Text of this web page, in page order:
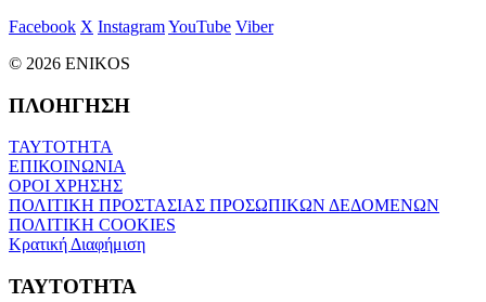
Facebook X InstagramYouTube Viber
© 2026 ENIKOS
ΠΛΟΗΓΗΣΗ
ΤΑΥΤΟΤΗΤΑ
ΕΠΙΚΟΙΝΩΝΙΑ
ΟΡΟΙ ΧΡΗΣΗΣ
ΠΟΛΙΤΙΚΗ ΠΡΟΣΤΑΣΙΑΣ ΠΡΟΣΩΠΙΚΩΝ ΔΕΔΟΜΕΝΩΝ
ΠΟΛΙΤΙΚΗ COOKIES
Κρατική Διαφήμιση
ΤΑΥΤΟΤΗΤΑ